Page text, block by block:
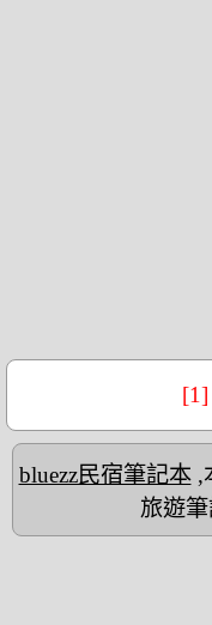
[1]
bluezz民宿筆記本,
旅遊